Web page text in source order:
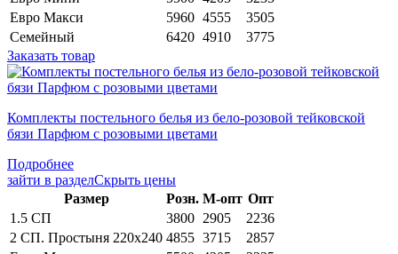
Евро Макси
5960 4555
3505
Семейный
6420 4910
3775
Заказать товар
Комплекты постельного белья из бело-розовой тейковской
бязи Парфюм с розовыми цветами
Подробнее
зайти в разделСкрыть цены
Раз­мер
Розн. М-опт Опт
1.5 СП
3800 2905
2236
2 СП. Простыня 220х240 4855 3715
2857